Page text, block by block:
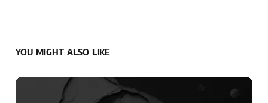
YOU MIGHT ALSO LIKE